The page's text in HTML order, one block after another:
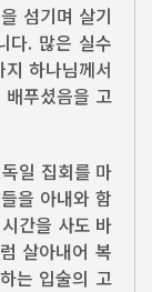
섬기며 살기
다. 많은 실수
하나님께서
푸셨음을 고
일 집회를 마
을 아내와 함
간을 사도 바
살아내어 복
는 입술의 고